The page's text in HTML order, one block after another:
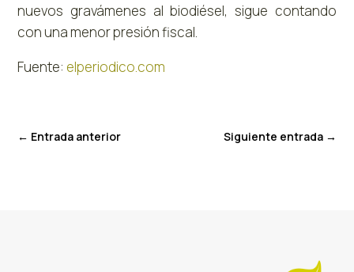
nuevos gravámenes al biodiésel, sigue contando
con una menor presión fiscal.
Fuente: elperiodico.com
← Entrada anterior Siguiente entrada→